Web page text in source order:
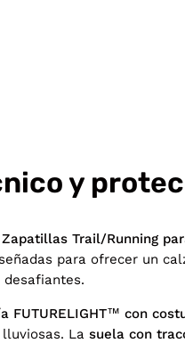
y
Trail/Running
para ofrecer un
FUTURELIGHT™ con
La suela con